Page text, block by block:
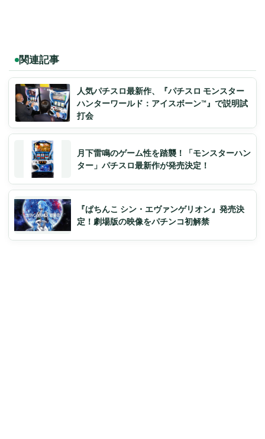
関連記事
人気パチスロ最新作、『パチスロ モンスター
ハンターワールド：アイスボーン™』で説明試
打会
月下雷鳴のゲーム性を踏襲！「モンスターハン
ター」パチスロ最新作が発売決定！
『ぱちんこ シン・エヴァンゲリオン』発売決
定！劇場版の映像をパチンコ初解禁